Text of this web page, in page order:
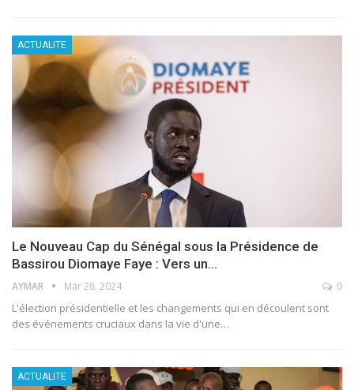
ACTUALITE
Le Nouveau Cap du Sénégal sous la Présidence de
Bassirou Diomaye Faye : Vers un…
AYMAR Mar 28, 2024 0
L'élection présidentielle et les changements qui en découlent sont
des événements cruciaux dans la vie d'une…
ACTUALITE